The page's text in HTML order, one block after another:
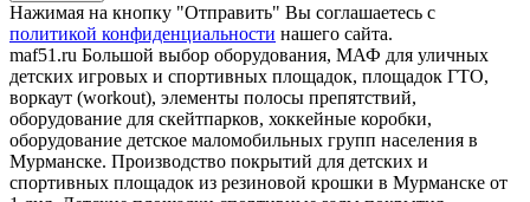
Нажимая на кнопку "Отправить" Вы соглашаетесь с
политикой конфиденциальности нашего сайта.
maf51.ru Большой выбор оборудования, МАФ для уличных
детских игровых и спортивных площадок, площадок ГТО,
воркаут (workout), элементы полосы препятствий,
оборудование для скейтпарков, хоккейные коробки,
оборудование детское маломобильных групп населения в
Мурманске. Производство покрытий для детских и
спортивных площадок из резиновой крошки в Мурманске от